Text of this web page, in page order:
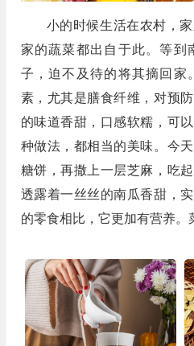
小的时候生活在农村，
家的蔬菜都出自于此。等到
子，迫不及待的将其摘回家
素，尤其是膳食纤维，对预
的味道香甜，口感软糯，可
种做法，都相当的美味。今
糖饼，再撒上一层芝麻，吃
透露着一丝丝的南瓜香甜，
的零食相比，它更加有营养。